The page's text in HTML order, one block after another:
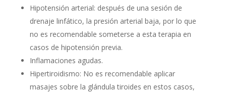
Hipotensión arterial: después de una sesión de
drenaje linfático, la presión arterial baja, por lo que
no es recomendable someterse a esta terapia en
casos de hipotensión previa.
Inflamaciones agudas.
Hipertiroidismo: No es recomendable aplicar
masajes sobre la glándula tiroides en estos casos,